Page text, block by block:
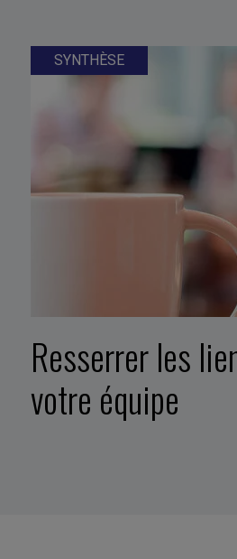
SYNTHÈSE
Resserrer les
votre équipe